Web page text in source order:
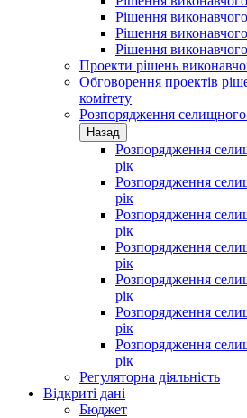
Рішення
Рішення
Рішення
Проекти рішень
Обговорення проектів
комітету
Розпорядження
Назад
Розпорядження
рік
Розпорядження
рік
Розпорядження
рік
Розпорядження
рік
Розпорядження
рік
Розпорядження
рік
Розпорядження
рік
Регуляторна діяльність
Відкриті дані
Бюджет